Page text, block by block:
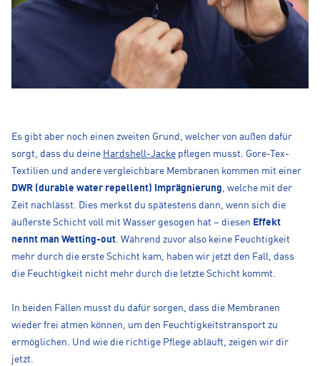
Es gibt aber noch einen zweiten Grund, welcher von außen dafür
sorgt, dass du deine Hardshell-Jacke pflegen musst. Gore-Tex-
Textilien und andere vergleichbare Membranen kommen mit einer
DWR (durable water repellent) Imprägnierung, welche mit der
Zeit nachlässt. Dies merkst du spätestens dann, wenn sich die
äußerste Schicht voll mit Wasser gesogen hat – diesen Effekt
nennt man Wetting-out. Während zuvor also keine Feuchtigkeit
mehr durch die erste Schicht kam, haben wir jetzt den Fall, dass
die Feuchtigkeit nicht mehr durch die letzte Schicht kommt.
In beiden Fällen musst du dafür sorgen, dass die Membranen
wieder frei atmen können, um den Feuchtigkeitstransport zu
ermöglichen. Und wie die richtige Pflege abläuft, zeigen wir dir
jetzt.